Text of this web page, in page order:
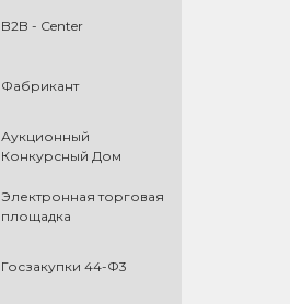
B2B - Center
Фабрикант
Аукционный
Конкурсный Дом
Электронная торговая
площадка
Госзакупки 44-Ф3